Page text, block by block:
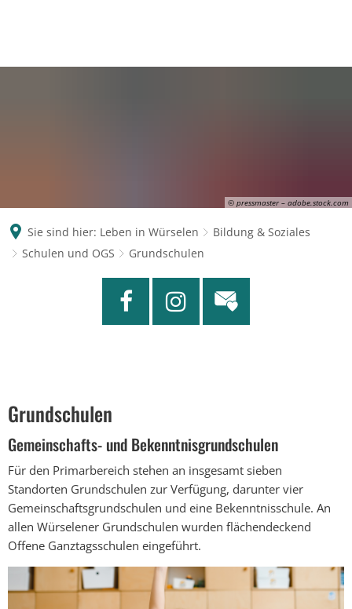
© pressmaster – adobe.stock.com
Sie sind hier: Leben in Würselen
Bildung & Soziales
Schulen und OGS
Grundschulen
Grundschulen
Gemeinschafts- und Bekenntnisgrundschulen
Für den Primarbereich stehen an insgesamt sieben
Standorten Grundschulen zur Verfügung, darunter vier
Gemeinschaftsgrundschulen und eine Bekenntnisschule. An
allen Würselener Grundschulen wurden flächendeckend
Offene Ganztagsschulen eingeführt.